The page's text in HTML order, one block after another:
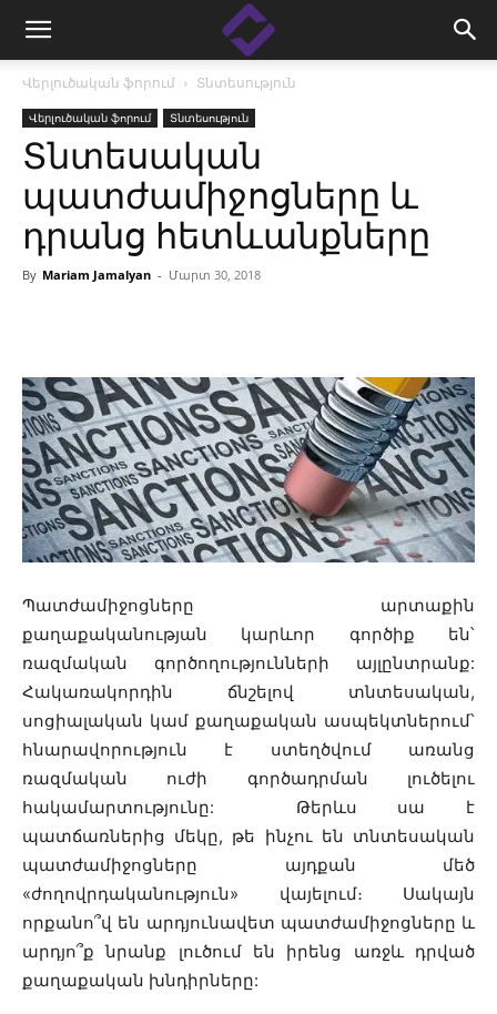
Վերլուծական ֆորում Տնտեսություն
Վերլուծական ֆորում Տնտեսություն
Տնտեսական
պատժամիջոցները և
դրանց հետևանքները
By Mariam Jamalyan - Մարտ 30, 2018
Պատժամիջոցները արտաքին
քաղաքականության կարևոր գործիք են՝
ռազմական գործողությունների այլընտրանք:
Հակառակորդին ճնշելով տնտեսական,
սոցիալական կամ քաղաքական ասպեկտներում՝
հնարավորություն է ստեղծվում առանց
ռազմական ուժի գործադրման լուծելու
հակամարտությունը: Թերևս սա է
պատճառներից մեկը, թե ինչու են տնտեսական
պատժամիջոցները այդքան մեծ
«ժողովրդականություն» վայելում։ Սակայն
որքանո՞վ են արդյունավետ պատժամիջոցները և
արդյո՞ք նրանք լուծում են իրենց առջև դրված
քաղաքական խնդիրները: